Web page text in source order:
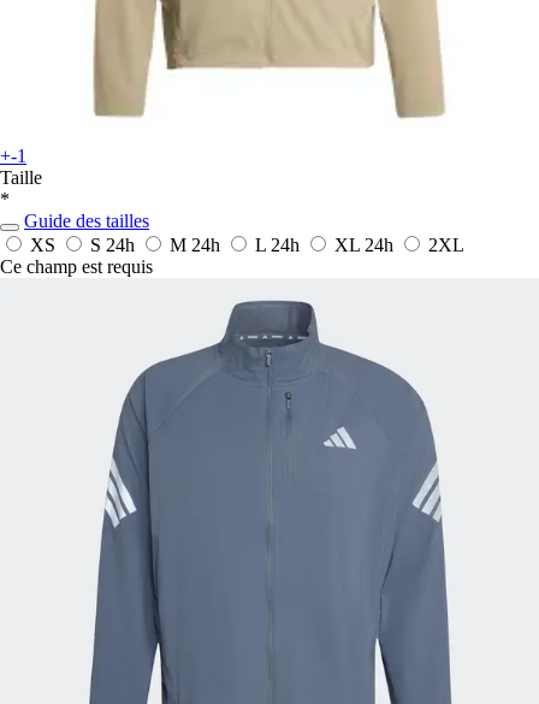
+-1
Taille
*
Guide des tailles
XS
S 24h M 24h L 24h XL 24h
2XL
Ce champ est requis